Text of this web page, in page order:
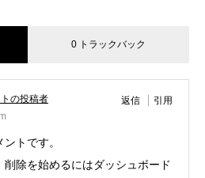
0 トラックバック
の投稿者
返信 引用
トです。
削除を始めるにはダッシュボード